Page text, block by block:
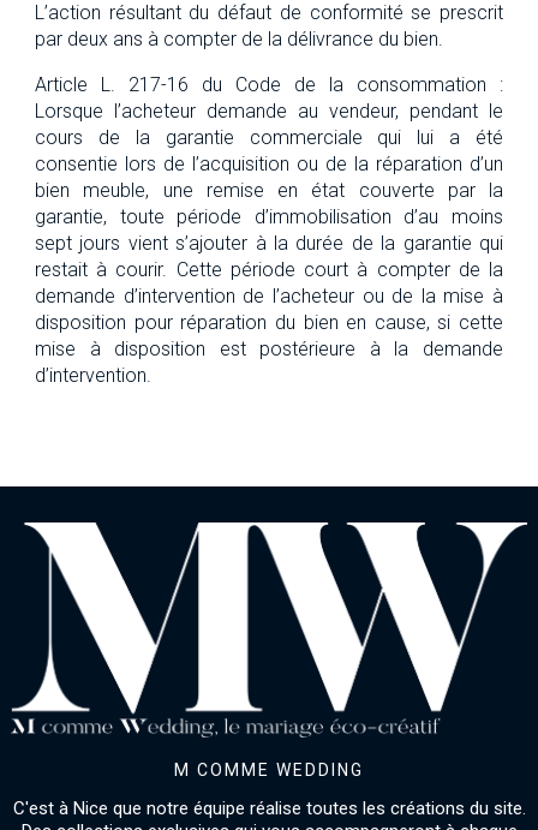
L’action résultant du défaut de conformité se prescrit
par deux ans à compter de la délivrance du bien.
Article L. 217-16 du Code de la consommation :
Lorsque l’acheteur demande au vendeur, pendant le
cours de la garantie commerciale qui lui a été
consentie lors de l’acquisition ou de la réparation d’un
bien meuble, une remise en état couverte par la
garantie, toute période d’immobilisation d’au moins
sept jours vient s’ajouter à la durée de la garantie qui
restait à courir. Cette période court à compter de la
demande d’intervention de l’acheteur ou de la mise à
disposition pour réparation du bien en cause, si cette
mise à disposition est postérieure à la demande
d’intervention.
M COMME WEDDING
C'est à Nice que notre équipe réalise toutes les créations du site.